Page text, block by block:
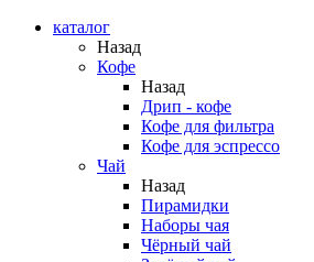
каталог
Назад
Кофе
Назад
Дрип - кофе
Кофе для фильтра
Кофе для эспрессо
Чай
Назад
Пирамидки
Наборы чая
Чёрный чай